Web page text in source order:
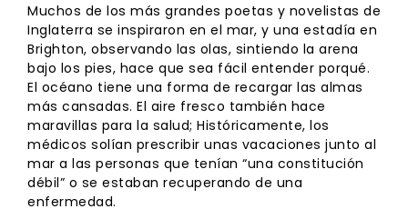
Muchos de los más grandes poetas y novelistas de
Inglaterra se inspiraron en el mar, y una estadía en
Brighton, observando las olas, sintiendo la arena
bajo los pies, hace que sea fácil entender porqué.
El océano tiene una forma de recargar las almas
más cansadas. El aire fresco también hace
maravillas para la salud; Históricamente, los
médicos solían prescribir unas vacaciones junto al
mar a las personas que tenían “una constitución
débil” o se estaban recuperando de una
enfermedad.